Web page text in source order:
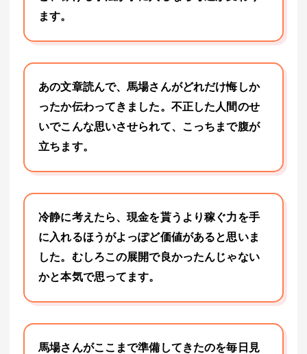
ます。
あの文章読んで、馬場さんがどれだけ悔しか
ったか伝わってきました。不正した人間のせ
いでこんな思いさせられて、こっちまで腹が
立ちます。
冷静に考えたら、現金を貰うより稼ぐ力を手
に入れるほうがよっぽど価値があると思いま
した。むしろこの展開で良かったんじゃない
かと本気で思ってます。
馬場さんがここまで準備してきたのを毎日見